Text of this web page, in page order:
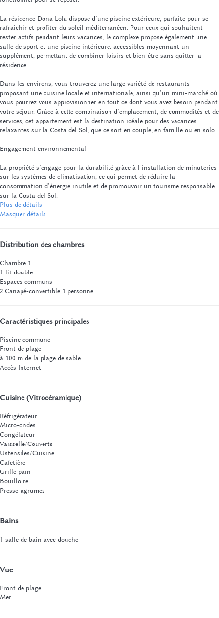
La résidence Dona Lola dispose d’une piscine extérieure, parfaite pour se
rafraîchir et profiter du soleil méditerranéen. Pour ceux qui souhaitent
rester actifs pendant leurs vacances, le complexe propose également une
salle de sport et une piscine intérieure, accessibles moyennant un
supplément, permettant de combiner loisirs et bien-être sans quitter la
résidence.
Dans les environs, vous trouverez une large variété de restaurants
proposant une cuisine locale et internationale, ainsi qu’un mini-marché où
vous pourrez vous approvisionner en tout ce dont vous avez besoin pendant
votre séjour. Grâce à cette combinaison d’emplacement, de commodités et de
services, cet appartement est la destination idéale pour des vacances
relaxantes sur la Costa del Sol, que ce soit en couple, en famille ou en solo.
Engagement environnemental
La propriété s’engage pour la durabilité grâce à l’installation de minuteries
sur les systèmes de climatisation, ce qui permet de réduire la
consommation d’énergie inutile et de promouvoir un tourisme responsable
sur la Costa del Sol.
Plus de détails
Masquer détails
Distribution des chambres
Chambre 1
1 lit double
Espaces communs
2 Canapé-convertible 1 personne
Caractéristiques principales
Piscine commune
Front de plage
à 100 m de la plage de sable
Accès Internet
Cuisine (Vitrocéramique)
Réfrigérateur
Micro-ondes
Congélateur
Vaisselle/Couverts
Ustensiles/Cuisine
Cafetière
Grille pain
Bouilloire
Presse-agrumes
Bains
1 salle de bain avec douche
Vue
Front de plage
Mer